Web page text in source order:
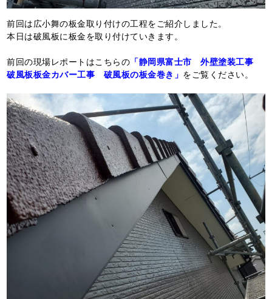
前回は広小舞の板金取り付けの工程をご紹介しました。
本日は破風板に板金を取り付けていきます。
前回の現場レポートはこちらの 「静岡県富士市 外壁塗装工事
破風板板金カバー工事 破風板の板金巻き」 をご覧ください。